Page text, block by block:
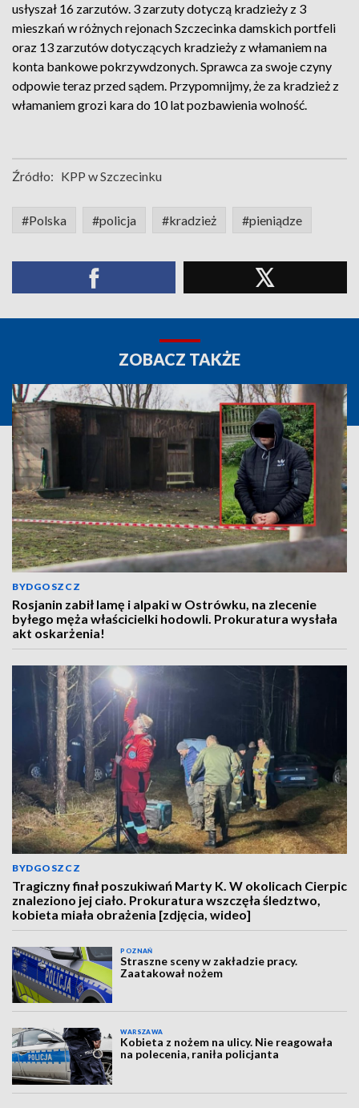
usłyszał 16 zarzutów. 3 zarzuty dotyczą kradzieży z 3
mieszkań w różnych rejonach Szczecinka damskich portfeli
oraz 13 zarzutów dotyczących kradzieży z włamaniem na
konta bankowe pokrzywdzonych. Sprawca za swoje czyny
odpowie teraz przed sądem. Przypomnijmy, że za kradzież z
włamaniem grozi kara do 10 lat pozbawienia wolność.
Źródło: KPP w Szczecinku
#Polska #policja #kradzież #pieniądze
ZOBACZ TAKŻE
BYDGOSZCZ
Rosjanin zabił lamę i alpaki w Ostrówku, na zlecenie
byłego męża właścicielki hodowli. Prokuratura wysłała
akt oskarżenia!
BYDGOSZCZ
Tragiczny finał poszukiwań Marty K. W okolicach Cierpic
znaleziono jej ciało. Prokuratura wszczęła śledztwo,
kobieta miała obrażenia [zdjęcia, wideo]
POZNAŃ
Straszne sceny w zakładzie pracy.
Zaatakował nożem
WARSZAWA
Kobieta z nożem na ulicy. Nie reagowała
na polecenia, raniła policjanta